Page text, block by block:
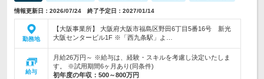
情報更新日：2026/07/24 終了予定日：2027/01/14
勤務地
【大阪事業所】 大阪府大阪市福島区野田6丁目5番16号 新光
大阪センタービル1F ※「西九条駅」よ…
給与
月給26万円～ ※給与は、経験・スキルを考慮し決定いたしま
す。 ※試用期間6ヶ月あり(同条件)
初年度の年収： 500～800万円